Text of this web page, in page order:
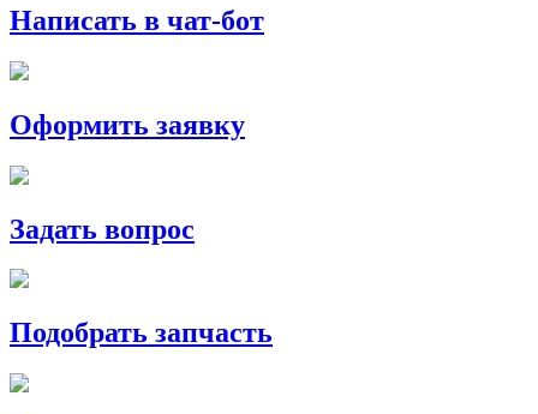
Написать в чат-бот
Оформить заявку
Задать вопрос
Подобрать запчасть